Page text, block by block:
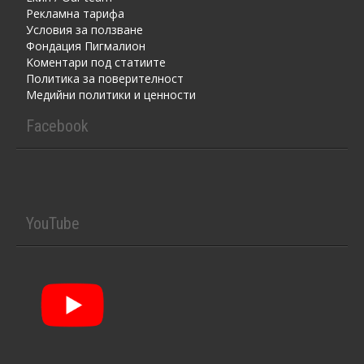
Рекламна тарифа
Условия за ползване
Фондация Пигмалион
Kоментaри под статиите
Политика за поверителност
Медийни политики и ценности
Facebook
YouTube